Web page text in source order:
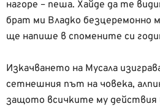
нагоре – пеша. Хайде да те
брат ми Владко безцеремонно
ще напише в спомените си
Изкачването на Мусала
сетнешния път на човека,
защото всичките му действия